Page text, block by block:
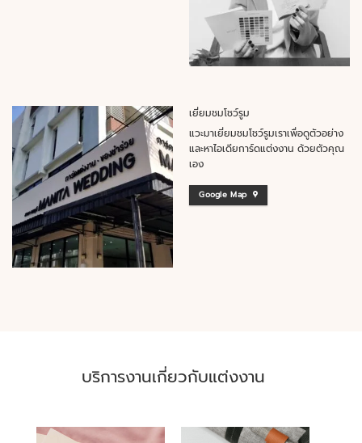
เยี่ยมชมโชว์รูม
แวะมาเยี่ยมชมโชว์รูมเราเพื่อดูตัวอย่าง
และหาไอเดียการ์ดแต่งงาน ด้วยตัวคุณ
เอง
Google Map
บริการงานเกี่ยวกับแต่งงาน